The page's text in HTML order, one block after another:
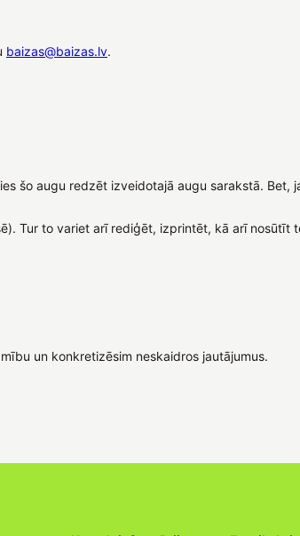
baizas@baizas.lv.
šo augu redzēt izveidotajā augu sarakstā. Bet,
Tur to variet arī rediģēt, izprintēt, kā arī nosūtīt
un konkretizēsim neskaidros jautājumus.